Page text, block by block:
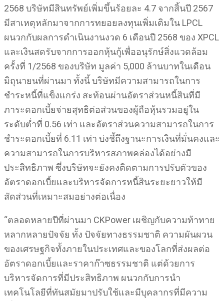
2568 บริษัทมีสินทรัพย์เพิ่มขึ้นร้อยละ 4.7 จากสิ้นปี 2567
มีสาเหตุหลักมาจากการทยอยลงทุนเพิ่มเติมใน LPCL
ผนวกกับผลการดำเนินงานงวด 6 เดือนปี 2568 ของ XPCL
และเงินสดรับจากการออกหุ้นกู้เพื่ออนุรักษ์สิ่งแวดล้อม
ครั้งที่ 1/2568 ของบริษัท มูลค่า 5,000 ล้านบาทในเดือน
มิถุนายนที่ผ่านมา ทั้งนี้ บริษัทมีความสามารถในการ
ชำระหนี้ที่แข็งแกร่ง สะท้อนผ่านอัตราส่วนหนี้สินที่มี
ภาระดอกเบี้ยจ่ายสุทธิต่อส่วนของผู้ถือหุ้นรวมอยู่ใน
ระดับต่ำที่ 0.56 เท่า และอัตราส่วนความสามารถในการ
ชำระดอกเบี้ยที่ 6.11 เท่า บ่งชี้ถึงฐานะการเงินที่มั่นคงและ
ความสามารถในการบริหารสภาพคล่องได้อย่างมี
ประสิทธิภาพ ซึ่งบริษัทจะยังคงติดตามการปรับตัวของ
อัตราดอกเบี้ยและบริหารจัดการหนี้สินระยะยาวให้มี
สัดส่วนที่เหมาะสมอย่างต่อเนื่อง
“ตลอดหลายปีที่ผ่านมา CKPower เผชิญกับความท้าทาย
หลากหลายปัจจัย ทั้ง ปัจจัยทางธรรมชาติ ความผันผวน
ของเศรษฐกิจทั้งภายในประเทศและของโลกที่ส่งผลต่อ
อัตราดอกเบี้ยและราคาก๊าซธรรมชาติ แต่ด้วยการ
บริหารจัดการที่มีประสิทธิภาพ ผนวกกับการนำ
เทคโนโลยีที่ทันสมัยมาปรับใช้และมีบุคลากรที่มีความ